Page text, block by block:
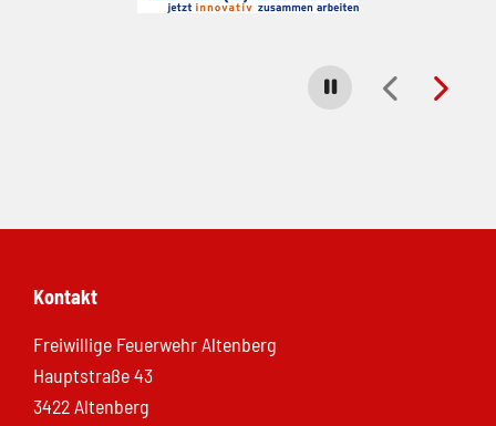
Carousel stoppen
Kontakt
Freiwillige Feuerwehr Altenberg
Hauptstraße 43
3422 Altenberg